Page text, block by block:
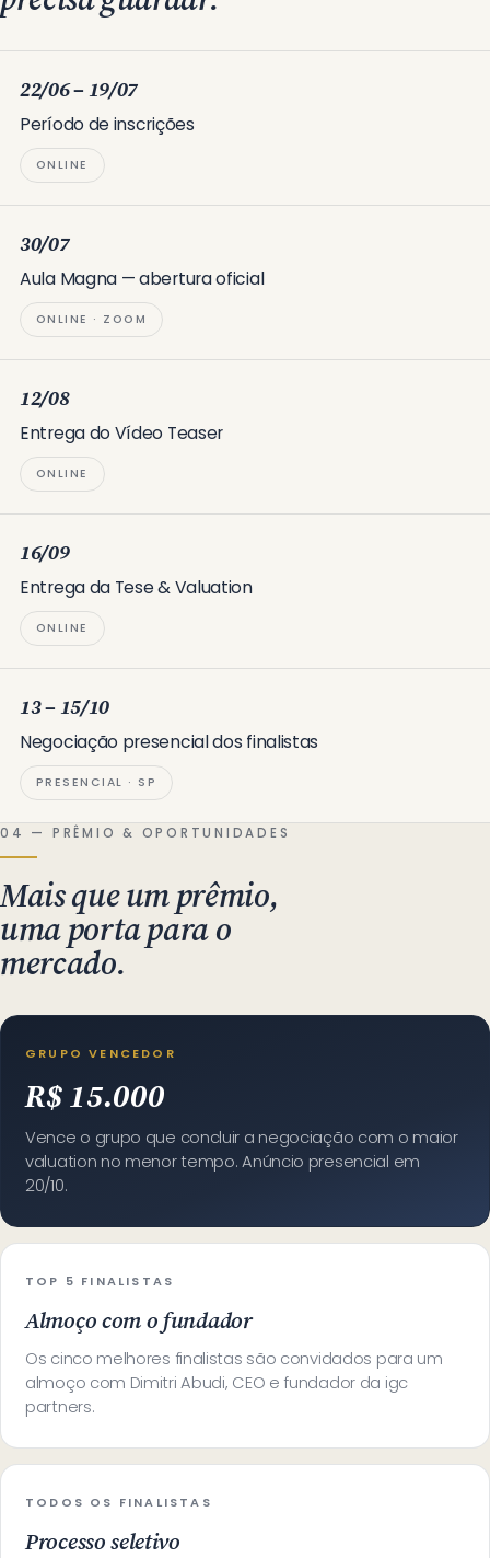
22/06 – 19/07
Período de inscrições
ONLINE
30/07
Aula Magna — abertura oficial
ONLINE · ZOOM
12/08
Entrega do Vídeo Teaser
ONLINE
16/09
Entrega da Tese & Valuation
ONLINE
13 – 15/10
Negociação presencial dos finalistas
PRESENCIAL · SP
04 — PRÊMIO & OPORTUNIDADES
Mais que um prêmio,
uma porta para o
mercado.
GRUPO VENCEDOR
R$ 15.000
Vence o grupo que concluir a negociação com o maior
valuation no menor tempo. Anúncio presencial em
20/10.
TOP 5 FINALISTAS
Almoço com o fundador
Os cinco melhores finalistas são convidados para um
almoço com Dimitri Abudi, CEO e fundador da igc
partners.
TODOS OS FINALISTAS
Processo seletivo